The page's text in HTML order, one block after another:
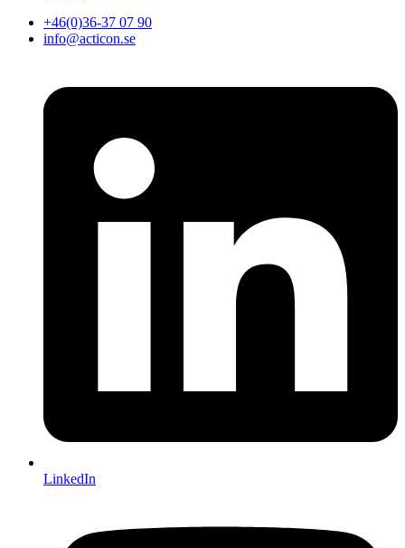
+46(0)36-37 07 90
info@acticon.se
LinkedIn